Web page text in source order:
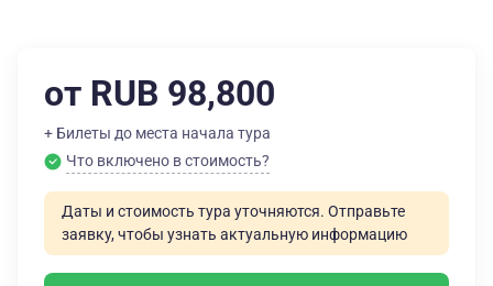
от RUB 98,800
+ Билеты до места начала тура
Что включено в стоимость?
Даты и стоимость тура уточняются. Отправьте
заявку, чтобы узнать актуальную информацию